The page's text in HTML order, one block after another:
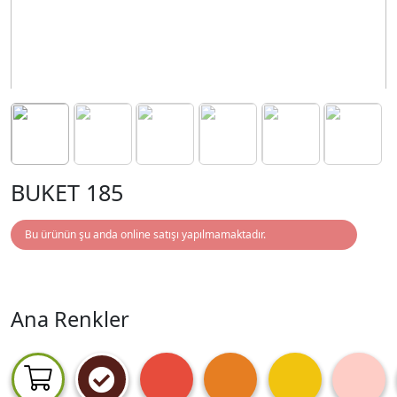
BUKET 185
Bu ürünün şu anda online satışı yapılmamaktadır.
Ana Renkler